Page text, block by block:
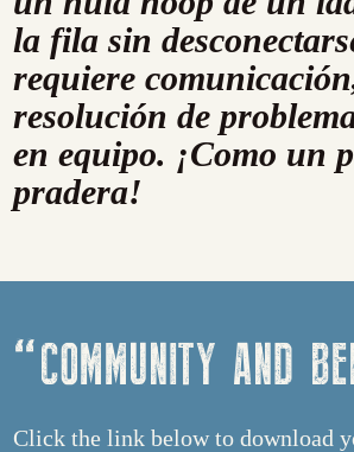
la fila sin
requiere
resolución de
en equipo. ¡Como un
pradera!
“COMMUNITY AND
Click the link below to download